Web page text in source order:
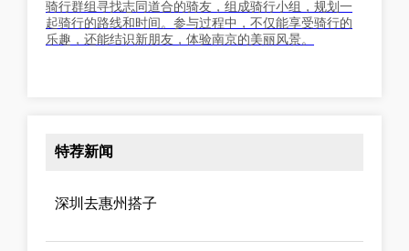
骑行群组寻找志同道合的骑友，组成骑行小组，规划一
起骑行的路线和时间。参与过程中，不仅能享受骑行的
乐趣，还能结识新朋友，体验南京的美丽风景。
特荐新闻
深圳去惠州搭子